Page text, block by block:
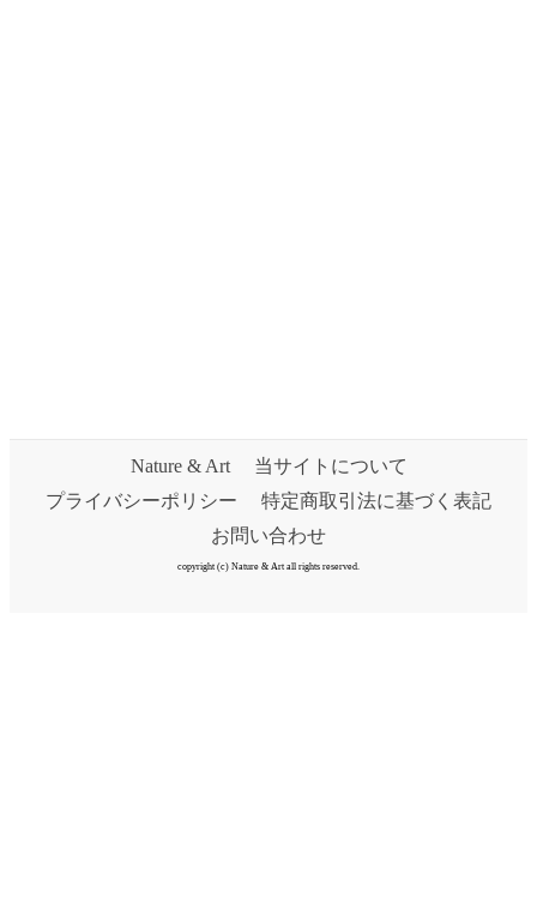
Nature & Art
当サイトについて
プライバシーポリシー
特定商取引法に基づく表記
お問い合わせ
copyright (c) Nature & Art all rights reserved.